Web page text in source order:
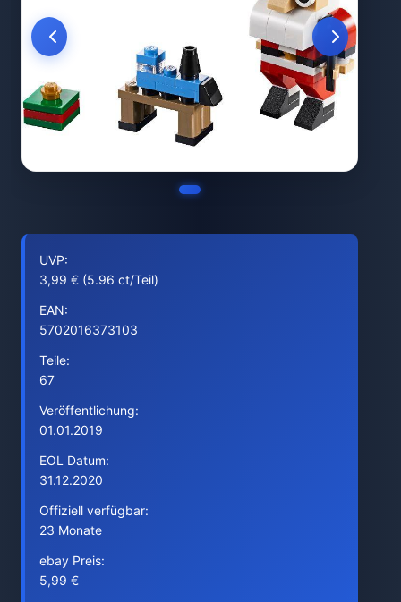
UVP:
3,99 € (5.96 ct/Teil)
EAN:
5702016373103
Teile:
67
Veröffentlichung:
01.01.2019
EOL Datum:
31.12.2020
Offiziell verfügbar:
23 Monate
ebay Preis:
5,99 €